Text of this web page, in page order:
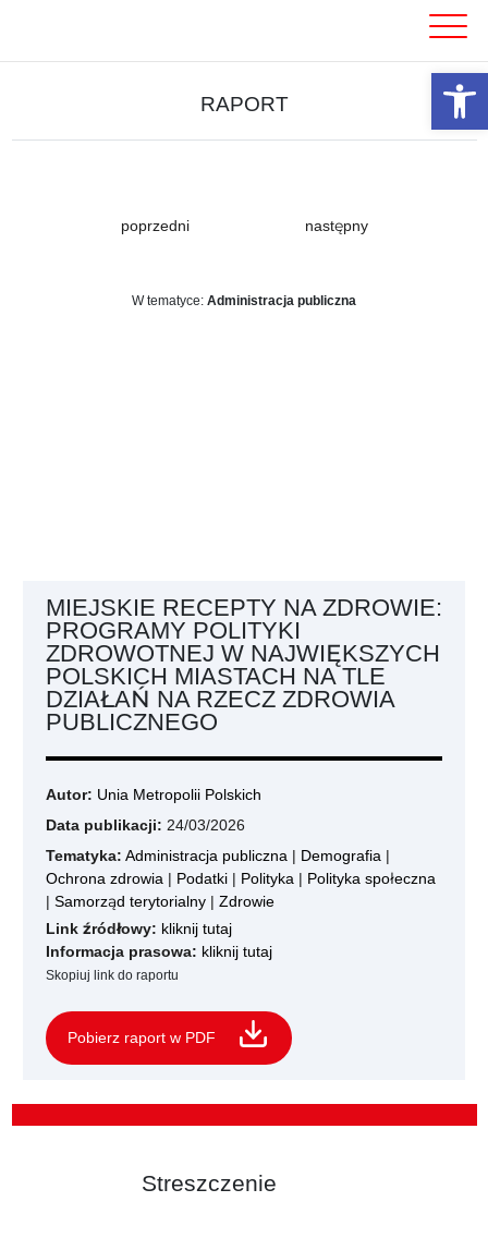
RAPORT
poprzedni następny
W tematyce: Administracja publiczna
MIEJSKIE RECEPTY NA ZDROWIE:
PROGRAMY POLITYKI
ZDROWOTNEJ W NAJWIĘKSZYCH
POLSKICH MIASTACH NA TLE
DZIAŁAŃ NA RZECZ ZDROWIA
PUBLICZNEGO
Autor: Unia Metropolii Polskich
Data publikacji: 24/03/2026
Tematyka: Administracja publiczna | Demografia |
Ochrona zdrowia | Podatki | Polityka | Polityka społeczna
| Samorząd terytorialny | Zdrowie
Link źródłowy: kliknij tutaj
Informacja prasowa: kliknij tutaj
Skopiuj link do raportu
Pobierz raport w PDF
Streszczenie